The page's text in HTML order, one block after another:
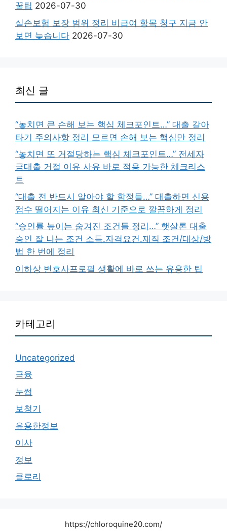
꿀팁 2026-07-30
실손보험 보장 범위 정리 비급여 항목 청구 지금 안
보면 늦습니다 2026-07-30
최신 글
“놓치면 큰 손해 보는 핵심 체크포인트…” 대출 갈아
타기 주의사항 정리 모르면 손해 보는 핵심만 정리
“놓치면 또 거절당하는 핵심 체크포인트…” 전세자
금대출 거절 이유 사유 바로 적용 가능한 체크리스
트
“대출 전 반드시 알아야 할 함정들…” 대출하면 신용
점수 떨어지는 이유 최신 기준으로 깔끔하게 정리
“승인률 높이는 숨겨진 조건들 정리…” 햇살론 대출
승인 잘 나는 조건 소득.자격요건.재직 조건/대상/방
법 한 번에 정리
이하상 변호사프로필 생활에 바로 쓰는 유용한 팁
카테고리
Uncategorized
금융
눈썹
보청기
유용한정보
이사
정보
클로리
https://chloroquine20.com/